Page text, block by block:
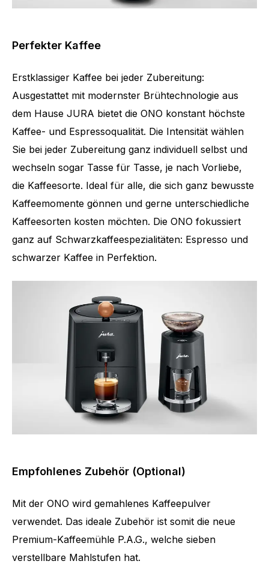
Perfekter Kaffee
Erstklassiger Kaffee bei jeder Zubereitung:
Ausgestattet mit modernster Brühtechnologie aus
dem Hause JURA bietet die ONO konstant höchste
Kaffee- und Espressoqualität. Die Intensität wählen
Sie bei jeder Zubereitung ganz individuell selbst und
wechseln sogar Tasse für Tasse, je nach Vorliebe,
die Kaffeesorte. Ideal für alle, die sich ganz bewusste
Kaffeemomente gönnen und gerne unterschiedliche
Kaffeesorten kosten möchten. Die ONO fokussiert
ganz auf Schwarzkaffeespezialitäten: Espresso und
schwarzer Kaffee in Perfektion.
Empfohlenes Zubehör (Optional)
Mit der ONO wird gemahlenes Kaffeepulver
verwendet. Das ideale Zubehör ist somit die neue
Premium-Kaffeemühle P.A.G., welche sieben
verstellbare Mahlstufen hat.